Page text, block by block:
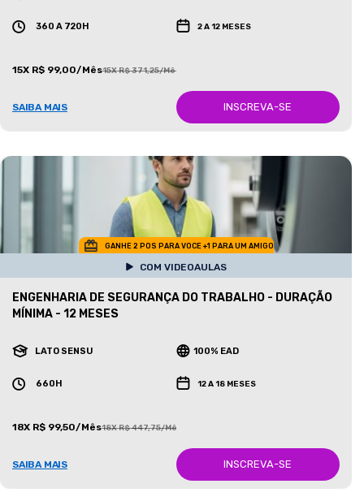
360 A 720H 2 A 12 MESES
15X R$ 99,00/Mês15X R$ 371,25/Mês
SAIBA MAIS INSCREVA-SE
GANHE 2 POS PARA VOCE +1 PARA UM AMIGO
COM VIDEOAULAS
ENGENHARIA DE SEGURANÇA DO TRABALHO - DURAÇÃO
MÍNIMA - 12 MESES
LATO SENSU 100% EAD
660H 12 A 18 MESES
18X R$ 99,50/Mês18X R$ 447,75/Mês
SAIBA MAIS INSCREVA-SE